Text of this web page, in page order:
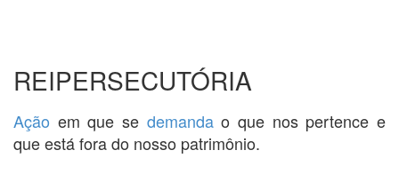
REIPERSECUTÓRIA
Ação em que se demandao que nos pertence e
que está fora do nosso patrimônio.